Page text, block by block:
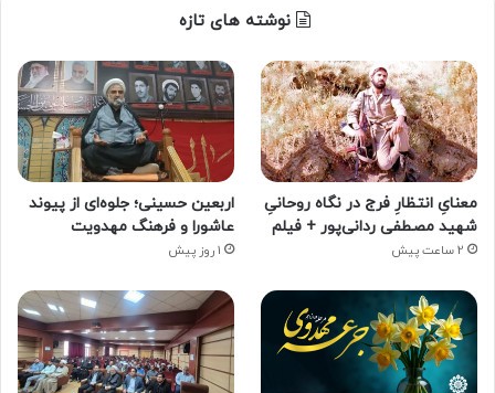
نوشته های تازه
معنایِ انتظارِ فرج در نگاه روحانیِ
شهید مصطفی ردانی‌پور + فیلم
2 ساعت پیش
اربعین حسینی؛ جلوه‌ای از پیوند
عاشورا و فرهنگ مهدویت
1 روز پیش